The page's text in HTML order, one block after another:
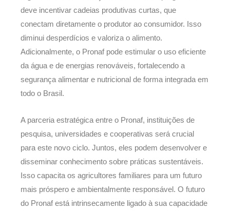
deve incentivar cadeias produtivas curtas, que
conectam diretamente o produtor ao consumidor. Isso
diminui desperdícios e valoriza o alimento.
Adicionalmente, o Pronaf pode estimular o uso eficiente
da água e de energias renováveis, fortalecendo a
segurança alimentar e nutricional de forma integrada em
todo o Brasil.
A parceria estratégica entre o Pronaf, instituições de
pesquisa, universidades e cooperativas será crucial
para este novo ciclo. Juntos, eles podem desenvolver e
disseminar conhecimento sobre práticas sustentáveis.
Isso capacita os agricultores familiares para um futuro
mais próspero e ambientalmente responsável. O futuro
do Pronaf está intrinsecamente ligado à sua capacidade